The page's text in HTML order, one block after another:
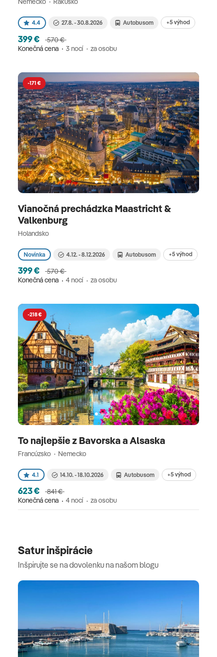
4.4 27.8. - 30.8.2026 Autobusom +5 výhod
399 €
570 €
Konečná cena
3 nocí za osobu
-171 €
Vianočná prechádzka Maastricht &
Valkenburg
Holandsko
Novinka 4.12. - 8.12.2026 Autobusom +5 výhod
399 €
570 €
Konečná cena
4 nocí za osobu
-218 €
To najlepšie z Bavorska a Alsaska
Francúzsko Nemecko
4.1 14.10. - 18.10.2026 Autobusom +5 výhod
623 €
841 €
Konečná cena
4 nocí za osobu
Satur inšpirácie
Inšpirujte se na dovolenku na našom blogu